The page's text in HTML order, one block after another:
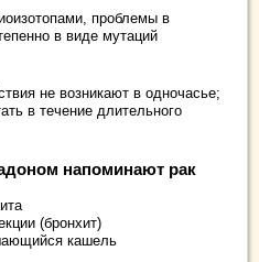
проблемы в
в виде мутаций
не возникают в одночасье;
в течение длительного
напоминают рак
(бронхит)
кашель